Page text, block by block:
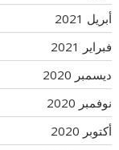
أبريل 2021
فبراير 2021
ديسمبر 2020
نوفمبر 2020
أكتوبر 2020